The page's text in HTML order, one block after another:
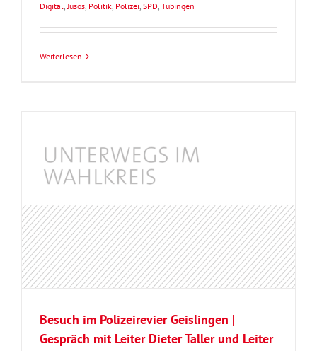
Digital,Jusos, Politik, Polizei, SPD, Tübingen
Weiterlesen
Besuch im Polizeirevier Geislingen |
Gespräch mit Leiter Dieter Taller und Leiter